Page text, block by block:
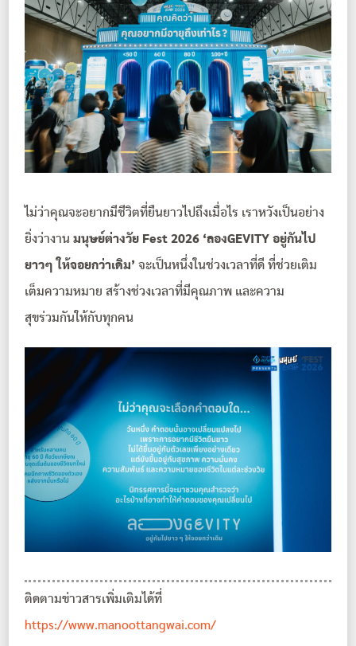
ไม่ว่าคุณจะอยากมีชีวิตที่ยืนยาวไปถึงเมื่อไร เราหวังเป็นอย่าง
ยิ่งว่างานมนุษย์ต่างวัย Fest 2026 ‘ลองGEVITY อยู่กันไป
ยาวๆ ให้จอยกว่าเดิม’ จะเป็นหนึ่งในช่วงเวลาที่ดี ที่ช่วยเติม
เต็มความหมาย สร้างช่วงเวลาที่มีคุณภาพ และความ
สุขร่วมกันให้กับทุกคน
ติดตามข่าวสารเพิ่มเติมได้ที่
https://www.manoottangwai.com/